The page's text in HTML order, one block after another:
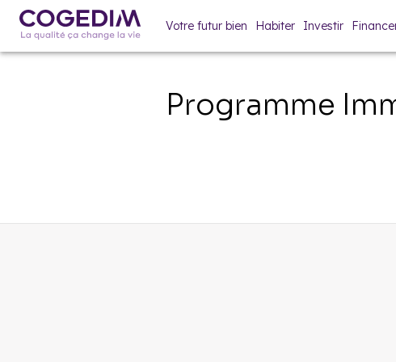
Votre futur bien Habiter Investir
Programme